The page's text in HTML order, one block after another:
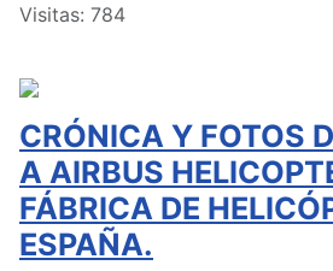
Visitas: 784
CRÓNICA Y FOTOS
A AIRBUS
FÁBRICA DE
ESPAÑA.